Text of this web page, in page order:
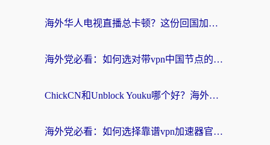
海外华人电视直播总卡顿？这份回国加速器选择指南帮你无缝看国内资源
海外党必看：如何选对带vpn中国节点的加速器？无缝访问国内资源全攻略
ChickCN和Unblock Youku哪个好？海外党亲测4款热门回国加速器，附避坑指南
海外党必看：如何选择靠谱vpn加速器官网？轻松解决国内APP地区限制